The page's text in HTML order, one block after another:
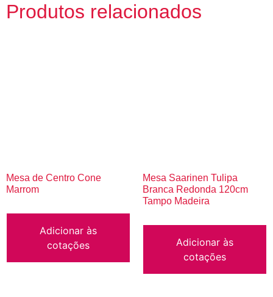
Produtos relacionados
Mesa de Centro Cone
Marrom
Adicionar às
cotações
Mesa Saarinen Tulipa
Branca Redonda 120cm
Tampo Madeira
Adicionar às
cotações